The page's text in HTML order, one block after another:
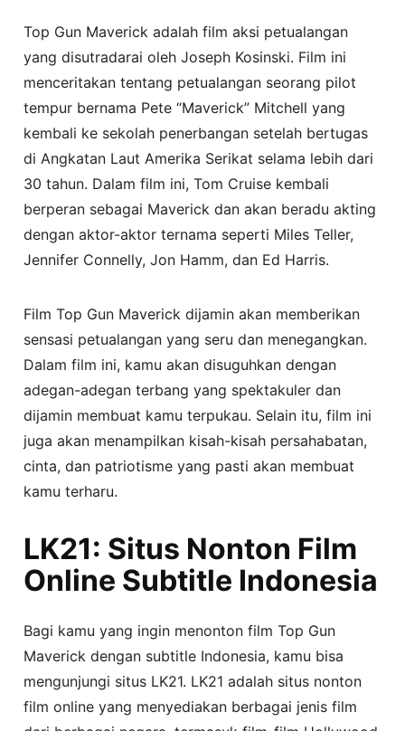
Top Gun Maverick adalah film aksi petualangan
yang disutradarai oleh Joseph Kosinski. Film ini
menceritakan tentang petualangan seorang pilot
tempur bernama Pete “Maverick” Mitchell yang
kembali ke sekolah penerbangan setelah bertugas
di Angkatan Laut Amerika Serikat selama lebih dari
30 tahun. Dalam film ini, Tom Cruise kembali
berperan sebagai Maverick dan akan beradu akting
dengan aktor-aktor ternama seperti Miles Teller,
Jennifer Connelly, Jon Hamm, dan Ed Harris.
Film Top Gun Maverick dijamin akan memberikan
sensasi petualangan yang seru dan menegangkan.
Dalam film ini, kamu akan disuguhkan dengan
adegan-adegan terbang yang spektakuler dan
dijamin membuat kamu terpukau. Selain itu, film ini
juga akan menampilkan kisah-kisah persahabatan,
cinta, dan patriotisme yang pasti akan membuat
kamu terharu.
LK21: Situs Nonton Film
Online Subtitle Indonesia
Bagi kamu yang ingin menonton film Top Gun
Maverick dengan subtitle Indonesia, kamu bisa
mengunjungi situs LK21. LK21 adalah situs nonton
film online yang menyediakan berbagai jenis film